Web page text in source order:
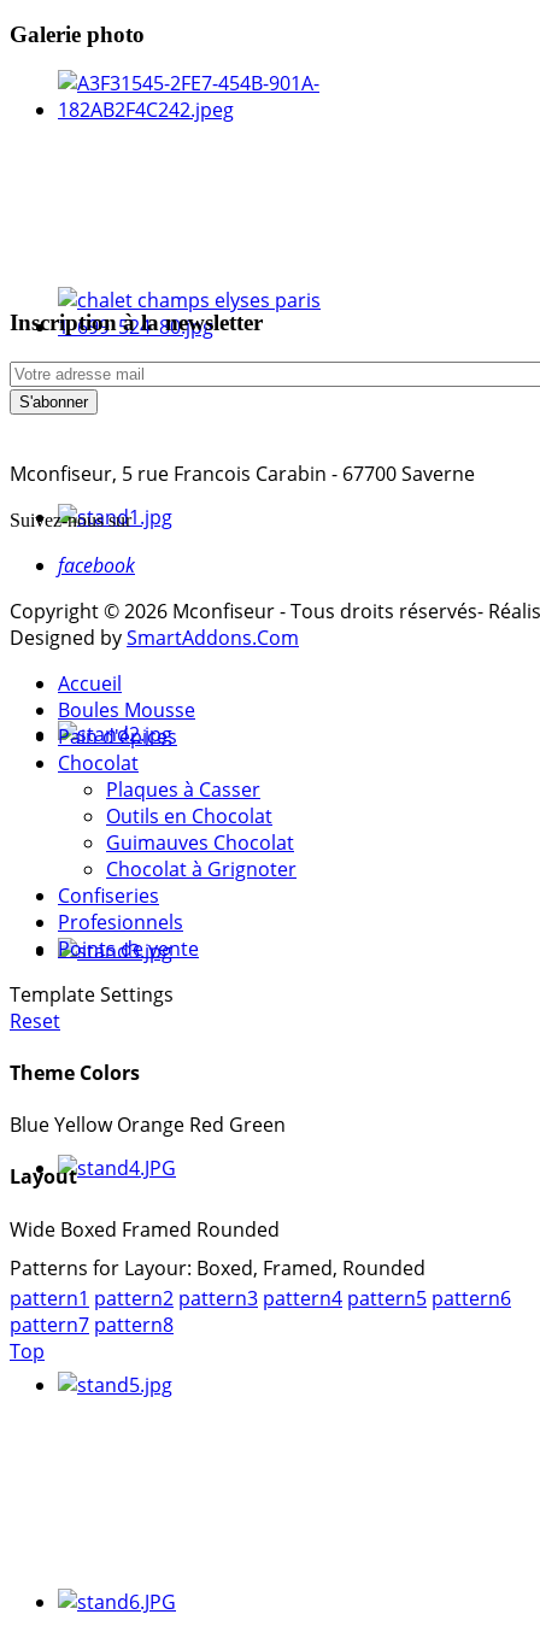
Galerie photo
Inscription à la newsletter
Mconfiseur, 5 rue Francois Carabin - 67700 Saverne
Suivez-nous sur
facebook
Copyright © 2026 Mconfiseur - Tous droits réservés-
Designed bySmartAddons.Com
Accueil
Boules Mousse
Pain d'épices
Chocolat
Plaques à Casser
Outils en Chocolat
Guimauves Chocolat
Chocolat à Grignoter
Confiseries
Profesionnels
Points de vente
Template Settings
Reset
Theme Colors
BlueYellow Orange Red Green
Layout
Wide Boxed Framed Rounded
Patterns for Layour: Boxed, Framed, Rounded
pattern1 pattern2 pattern3 pattern4 pattern5 pattern6
pattern7 pattern8
Top